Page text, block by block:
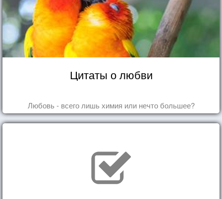
Цитаты о любви
Любовь - всего лишь химия или нечто большее?